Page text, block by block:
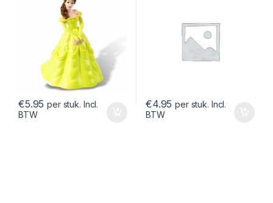
€5.95 per stuk. Incl.
BTW
€4.95 per stuk. Incl.
BTW